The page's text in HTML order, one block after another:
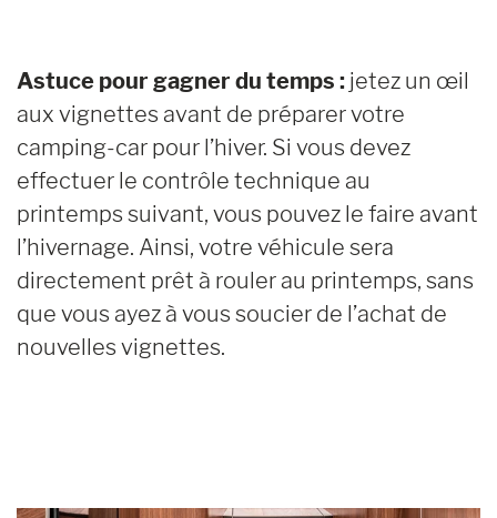
Astuce pour gagner du temps : jetez un œil
aux vignettes avant de préparer votre
camping-car pour l’hiver. Si vous devez
effectuer le contrôle technique au
printemps suivant, vous pouvez le faire avant
l’hivernage. Ainsi, votre véhicule sera
directement prêt à rouler au printemps, sans
que vous ayez à vous soucier de l’achat de
nouvelles vignettes.